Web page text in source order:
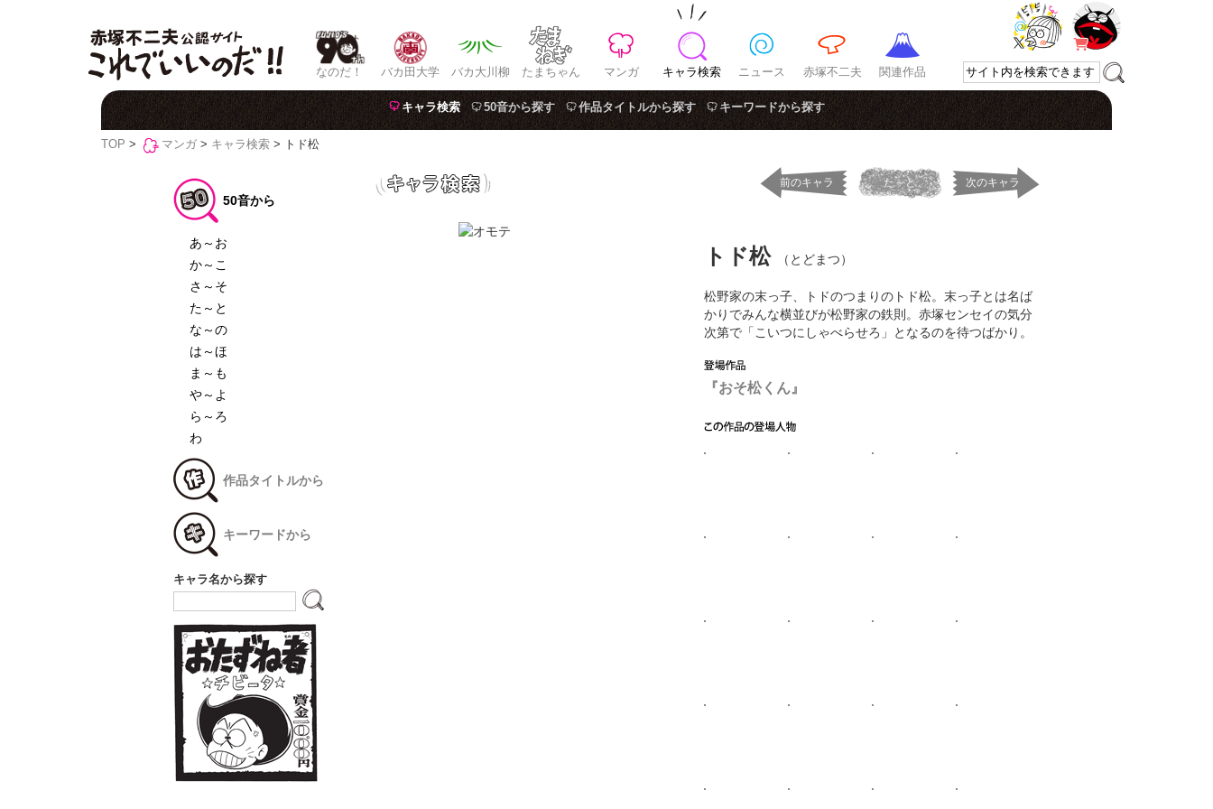
なのだ！ バカ田大学 バカ大川柳 たまちゃん マンガ キャラ検索 ニュース 赤塚不二夫 関連作品
キャラ検索 50音から探す 作品タイトルから探す キーワードから探す
TOP > マンガ > キャラ検索 > トド松
前のキャラ た～と 次のキャラ
トド松 （とどまつ）
松野家の末っ子、トドのつまりのトド松。末っ子とは名ば
かりでみんな横並びが松野家の鉄則。赤塚センセイの気分
次第で「こいつにしゃべらせろ」となるのを待つばかり。
『おそ松くん』
50音から
あ～お
か～こ
さ～そ
た～と
な～の
は～ほ
ま～も
や～よ
ら～ろ
わ
作品タイトルから
キーワードから
キャラ名から探す